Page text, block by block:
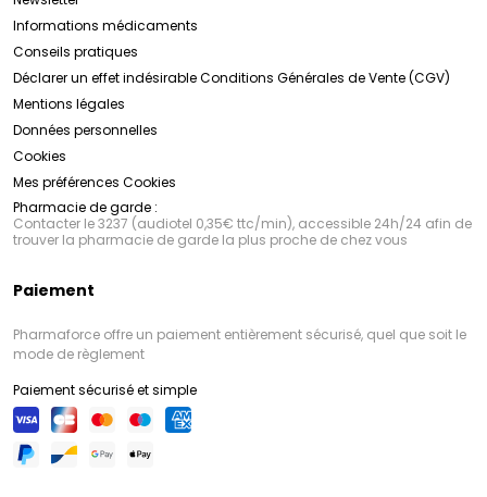
Informations médicaments
Conseils pratiques
Déclarer un effet indésirableConditions Générales de Vente (CGV)
Mentions légales
Données personnelles
Cookies
Mes préférences Cookies
Pharmacie de garde :
Contacter le 3237 (audiotel 0,35€ ttc/min), accessible 24h/24 afin de
trouver la pharmacie de garde la plus proche de chez vous
Paiement
Pharmaforce offre un paiement entièrement sécurisé, quel que soit le
mode de règlement
Paiement sécurisé et simple